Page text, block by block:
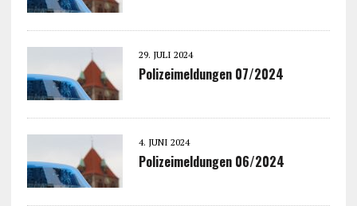
29. JULI 2024
Polizeimeldungen 07/2024
4. JUNI 2024
Polizeimeldungen 06/2024